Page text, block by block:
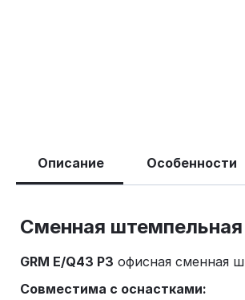
Описание Особенности
Сменная штемпельная
GRM E/Q43 P3 офисная сменная
Совместима с оснастками: